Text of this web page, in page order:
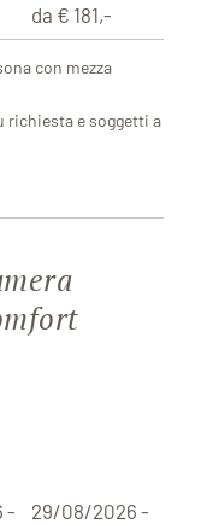
da € 181,-
con mezza
richiesta e soggetti a
-
29/08/2026 -